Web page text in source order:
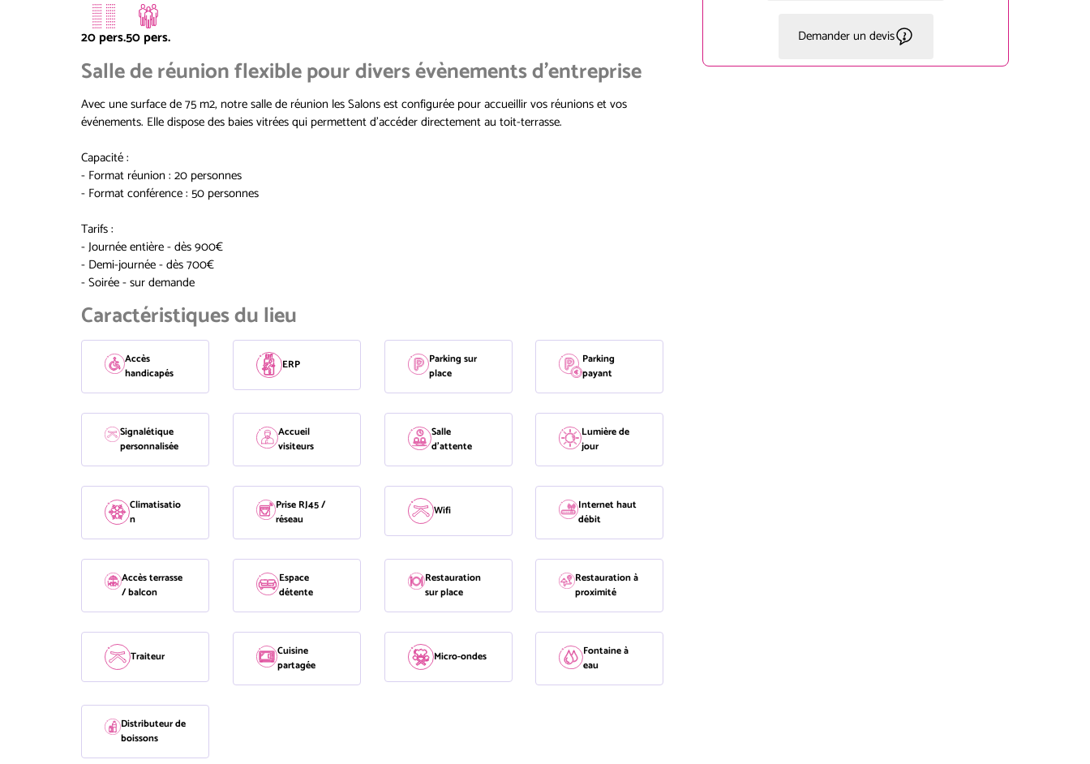
20 pers.50 pers.
Salle de réunion flexible pour divers évènements d'entreprise
Avec une surface de 75 m2, notre salle de réunion les Salons est configurée pour accueillir vos réunions et vos
événements. Elle dispose des baies vitrées qui permettent d’accéder directement au toit-terrasse.
Capacité :
- Format réunion : 20 personnes
- Format conférence : 50 personnes
Tarifs :
- Journée entière - dès 900€
- Demi-journée - dès 700€
- Soirée - sur demande
Caractéristiques du lieu
Accès
handicapés
ERP
Parking sur
place
Parking
payant
Signalétique
personnalisée
Accueil
visiteurs
Salle
d'attente
Lumière de
jour
Climatisatio
n
Prise RJ45 /
réseau
Wifi
Internet haut
débit
Accès terrasse
/ balcon
Espace
détente
Restauration
sur place
Restauration à
proximité
Traiteur
Cuisine
partagée
Micro-ondes
Fontaine à
eau
Distributeur de
boissons
Demander un devis